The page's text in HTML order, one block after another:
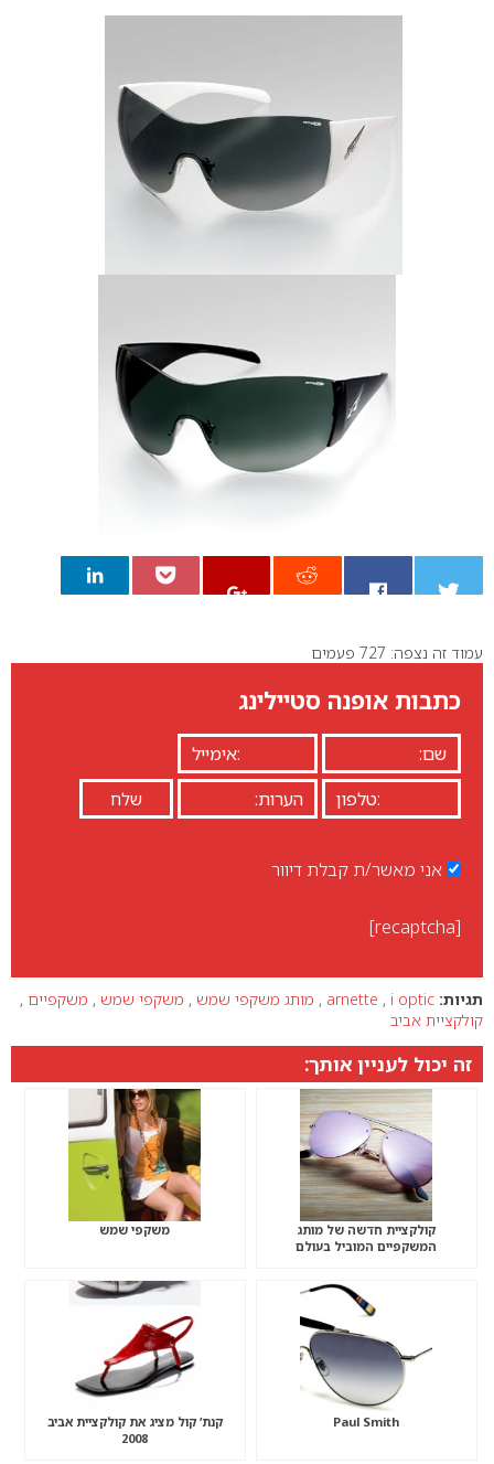
0
עמוד זה נצפה: 727 פעמים
כתבות אופנה סטיילינג
אני מאשר/ת קבלת דיוור
[recaptcha]
תגיות: arnette , i optic
, מותג משקפי שמש , משקפי שמש , משקפיים ,
קולקציית אביב
זה יכול לעניין אותך:
קולקציית חדשה של מותג
המשקפיים המוביל בעולם
משקפי שמש
Paul Smith
קנת’ קול מציג את קולקציית אביב
2008